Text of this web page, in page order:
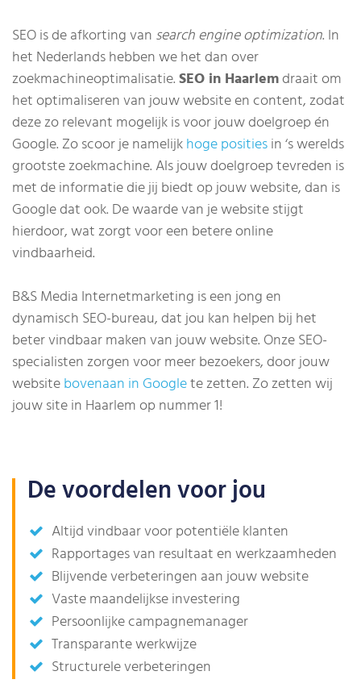
SEO is de afkorting van search engine optimization. In
het Nederlands hebben we het dan over
zoekmachineoptimalisatie.SEO in Haarlemdraait om
het optimaliseren van jouw website en content, zodat
deze zo relevant mogelijk is voor jouw doelgroep én
Google. Zo scoor je namelijkhoge positiesin ‘s werelds
grootste zoekmachine. Als jouw doelgroep tevreden is
met de informatie die jij biedt op jouw website, dan is
Google dat ook. De waarde van je website stijgt
hierdoor, wat zorgt voor een betere online
vindbaarheid.
B&S Media Internetmarketing is een jong en
dynamisch SEO-bureau, dat jou kan helpen bij het
beter vindbaar maken van jouw website. Onze SEO-
specialisten zorgen voor meer bezoekers, door jouw
websitebovenaan in Googlete zetten. Zo zetten wij
jouw site in Haarlem op nummer 1!
De voordelen voor jou
Altijd vindbaar voor potentiële klanten
Rapportages van resultaat en werkzaamheden
Blijvende verbeteringen aan jouw website
Vaste maandelijkse investering
Persoonlijke campagnemanager
Transparante werkwijze
Structurele verbeteringen